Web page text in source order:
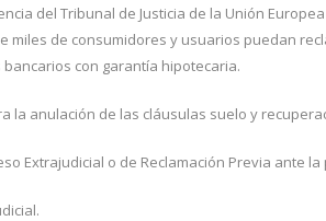
del Tribunal de Justicia de la Unión
miles de consumidores y usuarios puedan
bancarios con garantía hipotecaria.
la anulación de las cláusulas suelo y
Extrajudicial o de Reclamación Previa ante